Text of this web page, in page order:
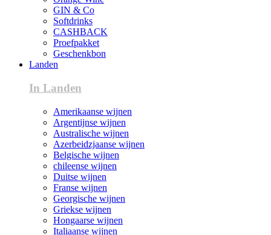
GIN & Co
Softdrinks
CASHBACK
Proefpakket
Geschenkbon
Landen
In Landen
Amerikaanse wijnen
Argentijnse wijnen
Australische wijnen
Azerbeidzjaanse wijnen
Belgische wijnen
chileense wijnen
Duitse wijnen
Franse wijnen
Georgische wijnen
Griekse wijnen
Hongaarse wijnen
Italiaanse wijnen